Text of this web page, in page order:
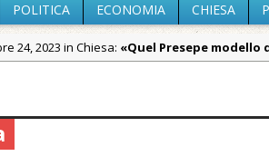
POLITICA ECONOMIA CHIESA
24, 2023 in Chiesa: «Quel Presepe modello
2026 in Cronaca:
Piscina ex Enal non